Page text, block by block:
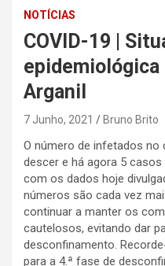
NOTÍCIAS
COVID-19 |
epidemiológica
Arganil
7 Junho, 2021 Bruno Brito
O número de infetados no
descer e há agora 5
com os dados hoje
números são cada vez
continuar a manter os
cautelosos, evitando dar
desconfinamento.
para a 4.ª fase de